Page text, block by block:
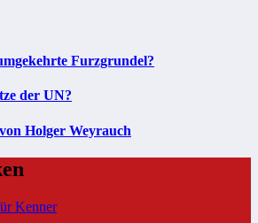
Furzgrundel?
der UN?
Holger Weyrauch
Kenner